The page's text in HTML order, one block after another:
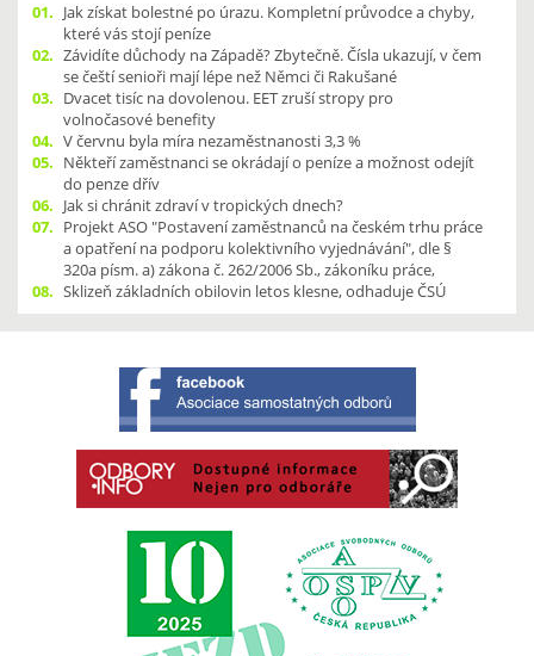
01. Jak získat bolestné po úrazu. Kompletní průvodce a chyby,
které vás stojí peníze
02. Závidíte důchody na Západě? Zbytečně. Čísla ukazují, v čem
se čeští senioři mají lépe než Němci či Rakušané
03. Dvacet tisíc na dovolenou. EET zruší stropy pro
volnočasové benefity
04. V červnu byla míra nezaměstnanosti 3,3 %
05. Někteří zaměstnanci se okrádají o peníze a možnost odejít
do penze dřív
06. Jak si chránit zdraví v tropických dnech?
07. Projekt ASO "Postavení zaměstnanců na českém trhu práce
a opatření na podporu kolektivního vyjednávání", dle §
320a písm. a) zákona č. 262/2006 Sb., zákoníku práce,
08. Sklizeň základních obilovin letos klesne, odhaduje ČSÚ